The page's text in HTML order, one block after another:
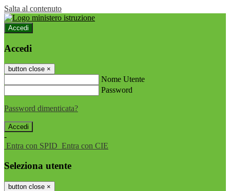
Salta al contenuto
Accedi
Accedi
button close ×
Nome Utente
Password
Password dimenticata?
-
Entra con SPID Entra con CIE
Seleziona utente
button close ×